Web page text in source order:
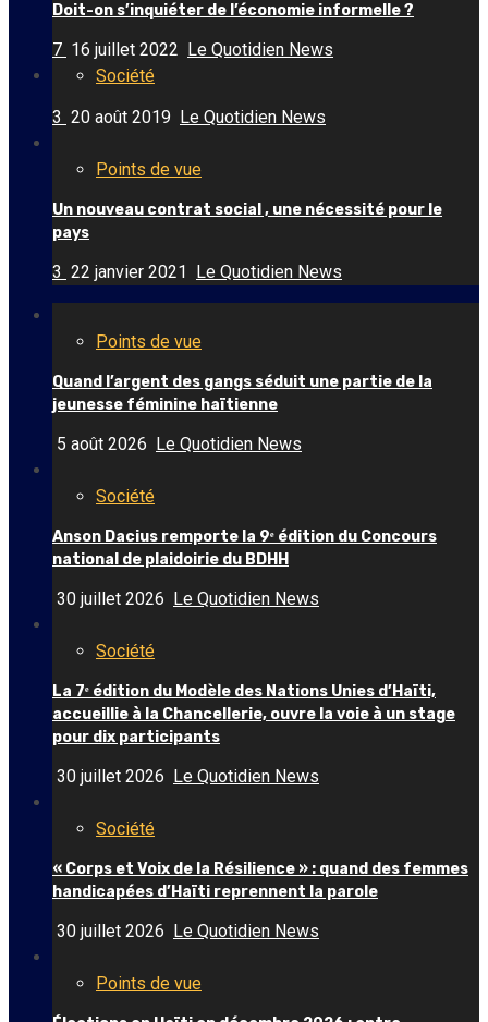
Doit-on s’inquiéter de l’économie informelle ?
7 16 juillet 2022 Le Quotidien News
Société
3 20 août 2019 Le Quotidien News
Points de vue
Un nouveau contrat social , une nécessité pour le
pays
3 22 janvier 2021 Le Quotidien News
Points de vue
Quand l’argent des gangs séduit une partie de la
jeunesse féminine haïtienne
5 août 2026 Le Quotidien News
Société
Anson Dacius remporte la 9ᵉ édition du Concours
national de plaidoirie du BDHH
30 juillet 2026 Le Quotidien News
Société
La 7ᵉ édition du Modèle des Nations Unies d’Haïti,
accueillie à la Chancellerie, ouvre la voie à un stage
pour dix participants
30 juillet 2026 Le Quotidien News
Société
« Corps et Voix de la Résilience » : quand des femmes
handicapées d’Haïti reprennent la parole
30 juillet 2026 Le Quotidien News
Points de vue